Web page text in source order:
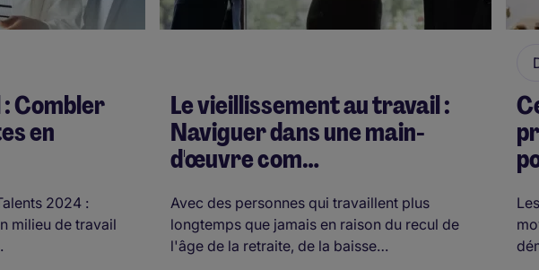
Combler
en
2024 :
milieu de travail
Le vieillissement au travail :
Naviguer dans une main-
d'œuvre com…
Avec des personnes qui travaillent plus
longtemps que jamais en raison du recul de
l'âge de la retraite, de la baisse…